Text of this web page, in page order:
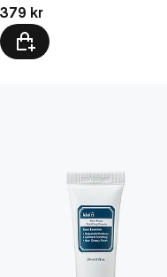
Pris: 379 kr
379 kr